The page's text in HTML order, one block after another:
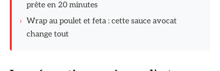
prête en 20 minutes
› Wrap au poulet et feta : cette sauce avocat
change tout